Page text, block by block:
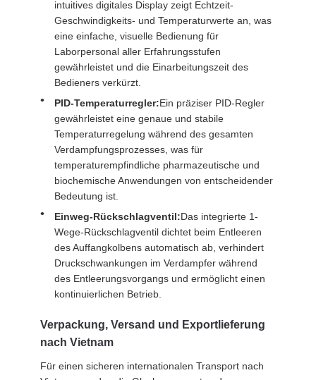
intuitives digitales Display zeigt Echtzeit-
Geschwindigkeits- und Temperaturwerte an, was
eine einfache, visuelle Bedienung für
Laborpersonal aller Erfahrungsstufen
gewährleistet und die Einarbeitungszeit des
Bedieners verkürzt.
PID-Temperaturregler:Ein präziser PID-Regler
gewährleistet eine genaue und stabile
Temperaturregelung während des gesamten
Verdampfungsprozesses, was für
temperaturempfindliche pharmazeutische und
biochemische Anwendungen von entscheidender
Bedeutung ist.
Einweg-Rückschlagventil:Das integrierte 1-
Wege-Rückschlagventil dichtet beim Entleeren
des Auffangkolbens automatisch ab, verhindert
Druckschwankungen im Verdampfer während
des Entleerungsvorgangs und ermöglicht einen
kontinuierlichen Betrieb.
Verpackung, Versand und Exportlieferung
nach Vietnam
Für einen sicheren internationalen Transport nach